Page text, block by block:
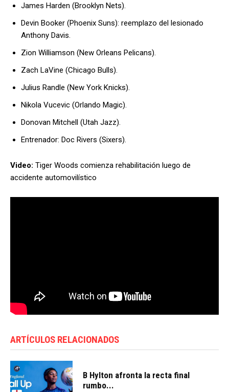
James Harden (Brooklyn Nets).
Devin Booker (Phoenix Suns): reemplazo del lesionado
Anthony Davis.
Zion Williamson (New Orleans Pelicans).
Zach LaVine (Chicago Bulls).
Julius Randle (New York Knicks).
Nikola Vucevic (Orlando Magic).
Donovan Mitchell (Utah Jazz).
Entrenador: Doc Rivers (Sixers).
Video: Tiger Woods comienza rehabilitación luego de
accidente automovilístico
ARTÍCULOS RELACIONADOS
B Hylton afronta la recta final
rumbo...